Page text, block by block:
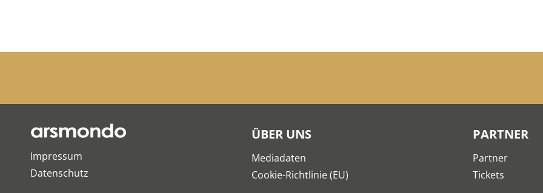
Impressum
Datenschutz
ÜBER UNS
Mediadaten
Cookie-Richtlinie (EU)
PARTNER
Partner
Tickets